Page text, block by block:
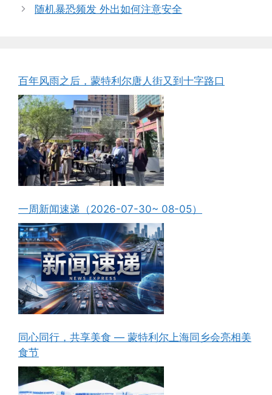
随机暴恐频发 外出如何注意安全
百年风雨之后，蒙特利尔唐人街又到十字路口
一周新闻速递（2026-07-30~ 08-05）
同心同行，共享美食 — 蒙特利尔上海同乡会亮相美
食节